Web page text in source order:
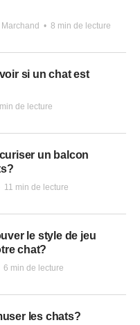
• 8 min de lecture
si un chat est
de lecture
un balcon
11 min de lecture
le style de jeu
chat?
6 min de lecture
les chats?